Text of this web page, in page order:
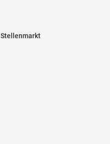
Stellenmarkt